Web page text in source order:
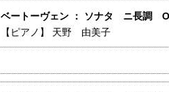
ベートーヴェン ： ソナタ ニ長調
【ピアノ】 天野 由美子